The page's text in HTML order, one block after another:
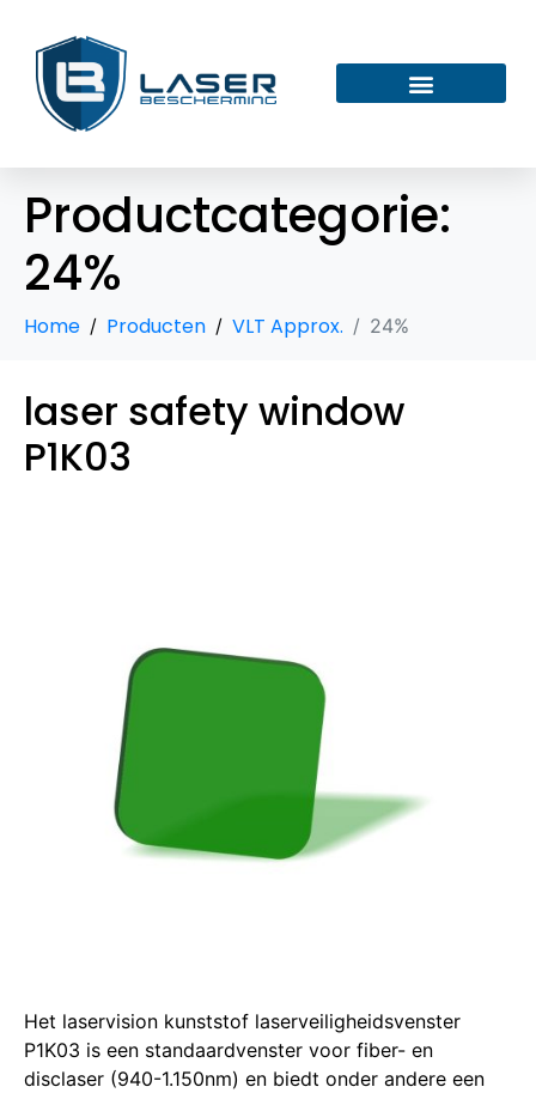
Productcategorie:
24%
Home Producten VLT Approx. 24%
laser safety window
P1K03
Het laservision kunststof laserveiligheidsvenster
P1K03 is een standaardvenster voor fiber- en
disclaser (940-1.150nm) en biedt onder andere een